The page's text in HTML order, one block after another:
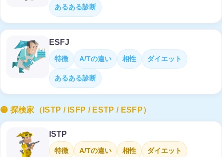
あるある診断
ESFJ
特徴 A/Tの違い 相性 ダイエット
あるある診断
🟡 探検家（ISTP / ISFP / ESTP / ESFP）
ISTP
特徴 A/Tの違い 相性 ダイエット